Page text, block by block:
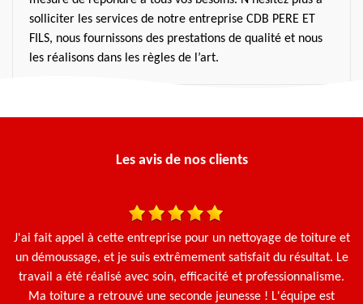
solliciter les services de notre entreprise CDB PERE ET
FILS, nous fournissons des prestations de qualité et nous
les réalisons dans les règles de l’art.
Les avis de nos clients
J'ai fait appel à cette entreprise pour un nettoyage de toiture et
un démoussage, et je suis extrêmement satisfait du résultat. Le
travail a été réalisé avec soin, efficacité et professionnalisme.
Ma toiture a retrouvé une seconde jeunesse ! L'équipe est